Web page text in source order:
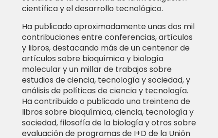
científica y el desarrollo tecnológico.
Ha publicado aproximadamente unas dos mil
contribuciones entre conferencias, artículos
y libros, destacando más de un centenar de
artículos sobre bioquímica y biología
molecular y un millar de trabajos sobre
estudios de ciencia, tecnología y sociedad, y
análisis de políticas de ciencia y tecnología.
Ha contribuido o publicado una treintena de
libros sobre bioquímica, ciencia, tecnología y
sociedad, filosofía de la biología y otros sobre
evaluación de programas de I+D de la Unión